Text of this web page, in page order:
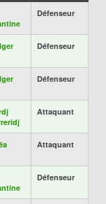
Défenseur
Défenseur
Défenseur
Attaquant
Attaquant
Défenseur